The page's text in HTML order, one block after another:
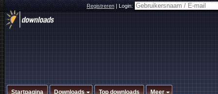
Registreren|Login:
Startpagina Downloads Top downloads Meer